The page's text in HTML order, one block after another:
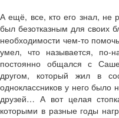
А ещё, все, кто его знал, не
был безотказным для своих
необходимости чем-то
умел, что называется, по-
постоянно общался с
другом, который жил в
одноклассников у него
друзей… А вот целая
которыми в разные годы